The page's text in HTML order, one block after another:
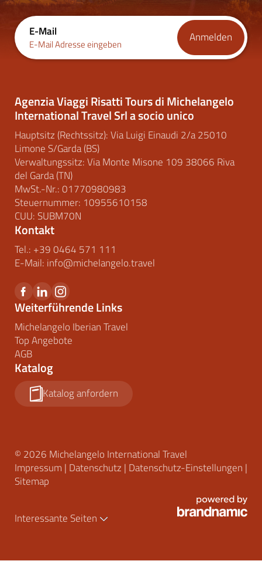
E-Mail
E-Mail Adresse eingeben Anmelden
Agenzia Viaggi Risatti Tours di Michelangelo
International Travel Srl a socio unico
Hauptsitz (Rechtssitz): Via Luigi Einaudi 2/a 25010
Limone S/Garda (BS)
Verwaltungssitz: Via Monte Misone 109 38066 Riva
del Garda (TN)
MwSt.-Nr.: 01770980983
Steuernummer: 10955610158
CUU: SUBM70N
Kontakt
Tel.: +39 0464 571 111
E-Mail: info@michelangelo.travel
Weiterführende Links
Michelangelo Iberian Travel
Top Angebote
AGB
Katalog
Katalog anfordern
© 2026 Michelangelo International Travel
Impressum | Datenschutz | Datenschutz-Einstellungen |
Sitemap
Interessante Seiten